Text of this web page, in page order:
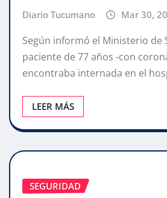
Diario Tucumano Mar 30,
Según informó el Ministerio de
paciente de 77 años -con
encontraba internada en el
LEER MÁS
SEGURIDAD